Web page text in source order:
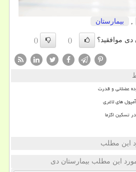
بیمارستان
دی موافقید؟ ()
()
عضلانی و قدرت
های لاغری
تسکین اگزما
این مطلب
این مطلب بیمارستان دی